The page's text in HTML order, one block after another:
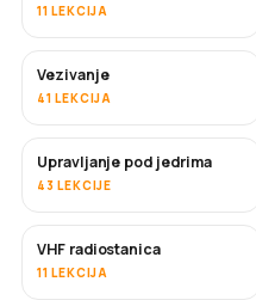
11 LEKCIJA
Vezivanje
41 LEKCIJA
Upravljanje pod jedrima
43 LEKCIJE
VHF radiostanica
11 LEKCIJA